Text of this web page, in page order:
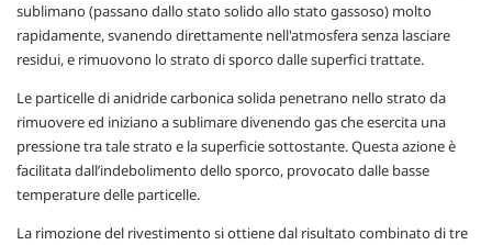
sublimano (passano dallo stato solido allo stato gassoso) molto
rapidamente, svanendo direttamente nell'atmosfera senza lasciare
residui, e rimuovono lo strato di sporco dalle superfici trattate.
Le particelle di anidride carbonica solida penetrano nello strato da
rimuovere ed iniziano a sublimare divenendo gas che esercita una
pressione tra tale strato e la superficie sottostante. Questa azione è
facilitata dall’indebolimento dello sporco, provocato dalle basse
temperature delle particelle.
La rimozione del rivestimento si ottiene dal risultato combinato di tre